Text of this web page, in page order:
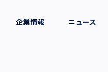
企業情報 ニュース